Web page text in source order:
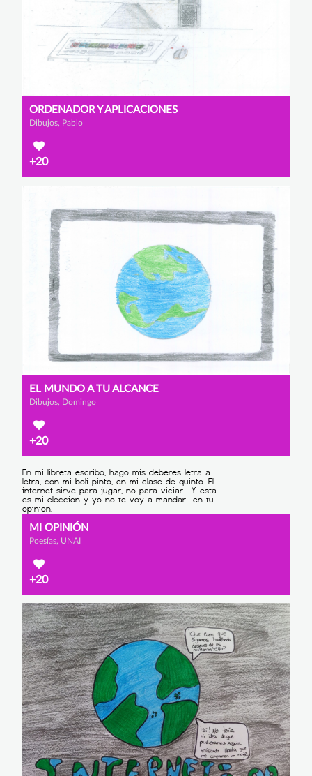
ORDENADOR Y APLICACIONES
Dibujos, Pablo
+20
EL MUNDO A TU ALCANCE
Dibujos, Domingo
+20
MI OPINIÓN
Poesías, UNAI
+20